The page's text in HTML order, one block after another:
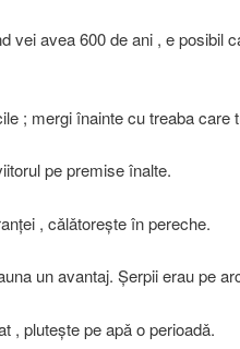
vei avea 600 de ani , e posibil
; mergi înainte cu treaba care
pe premise înalte.
, cǎlǎtoreşte în pereche.
un avantaj. Şerpii erau pe
, pluteşte pe apǎ o perioadǎ.